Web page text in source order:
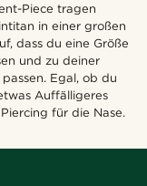
Piece tragen
in einer großen
dass du eine Größe
und zu deiner
Egal, ob du
Auffälligeres
für die Nase.